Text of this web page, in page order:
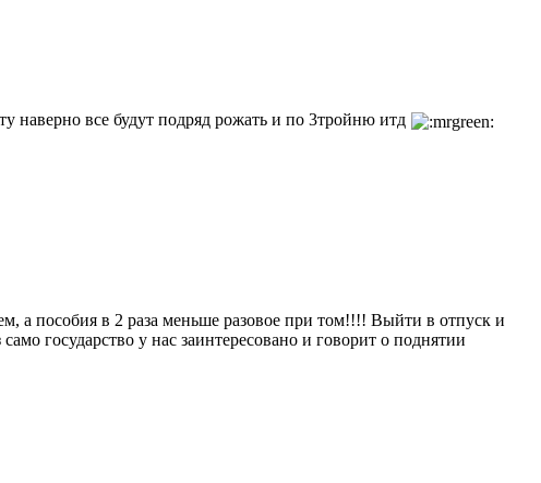
наверно все будут подряд рожать и по 3тройню итд
а пособия в 2 раза меньше разовое при том!!!! Выйти в отпуск и
государство у нас заинтересовано и говорит о поднятии